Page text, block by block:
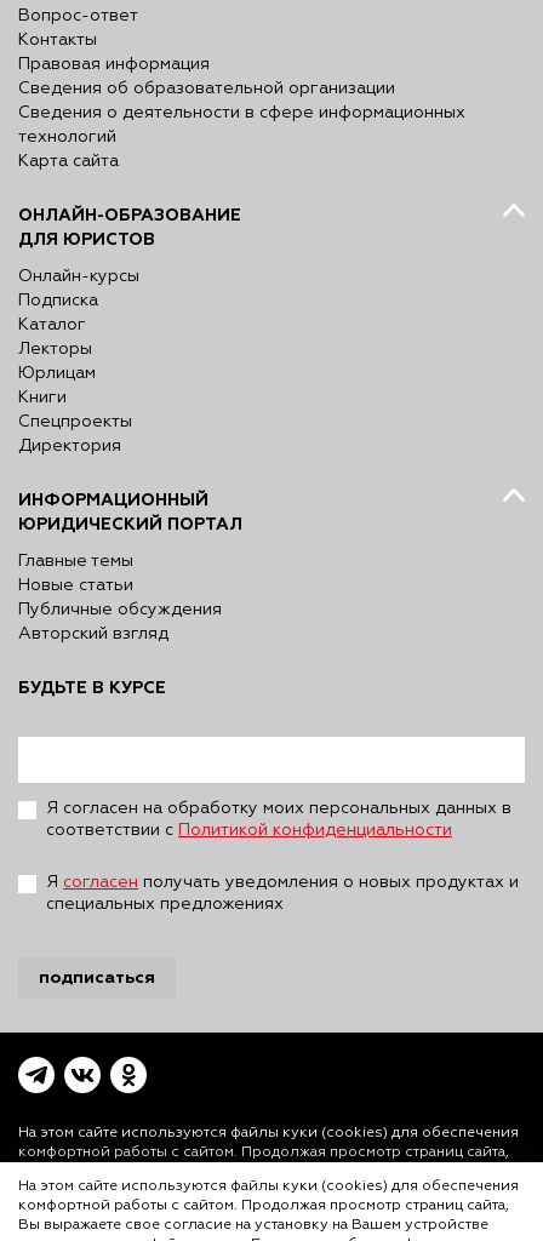
Вопрос-ответ
Контакты
Правовая информация
Сведения об образовательной организации
Сведения о деятельности в сфере информационных
технологий
Карта сайта
ОНЛАЙН-ОБРАЗОВАНИЕ
ДЛЯ ЮРИСТОВ
Онлайн-курсы
Подписка
Каталог
Лекторы
Юрлицам
Книги
Спецпроекты
Директория
ИНФОРМАЦИОННЫЙ
ЮРИДИЧЕСКИЙ ПОРТАЛ
Главные темы
Новые статьи
Публичные обсуждения
Авторский взгляд
БУДЬТЕ В КУРСЕ
Я согласен на обработку моих персональных данных в
соответствии с
Политикой конфиденциальности
Я согласен получать уведомления о новых продуктах и
специальных предложениях
подписаться
На этом сайте используются файлы куки (cookies) для обеспечения
комфортной работы с сайтом. Продолжая просмотр страниц сайта,
использование файлов куки. Более подробная информация
предоставлена вПолитике использования файлов куки (cookies)и
Политике конфиденциальности.
На этом сайте используются файлы куки (cookies) для обеспечения
комфортной работы с сайтом. Продолжая просмотр страниц сайта,
Вы выражаете свое согласие на установку на Вашем устройстве